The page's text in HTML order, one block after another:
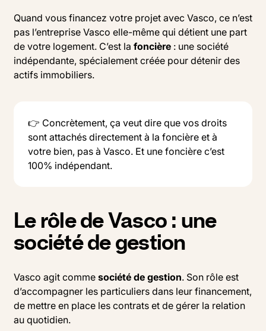
Quand vous financez votre projet avec Vasco, ce n’est
pas l’entreprise Vasco elle-même qui détient une part
de votre logement. C’est la foncière : une société
indépendante, spécialement créée pour détenir des
actifs immobiliers.
👉 Concrètement, ça veut dire que vos droits
sont attachés directement à la foncière et à
votre bien, pas à Vasco. Et une foncière c’est
100% indépendant.
Le rôle de Vasco : une
société de gestion
Vasco agit comme société de gestion. Son rôle est
d’accompagner les particuliers dans leur financement,
de mettre en place les contrats et de gérer la relation
au quotidien.